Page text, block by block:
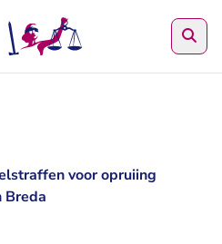
voor opruiing
Breda